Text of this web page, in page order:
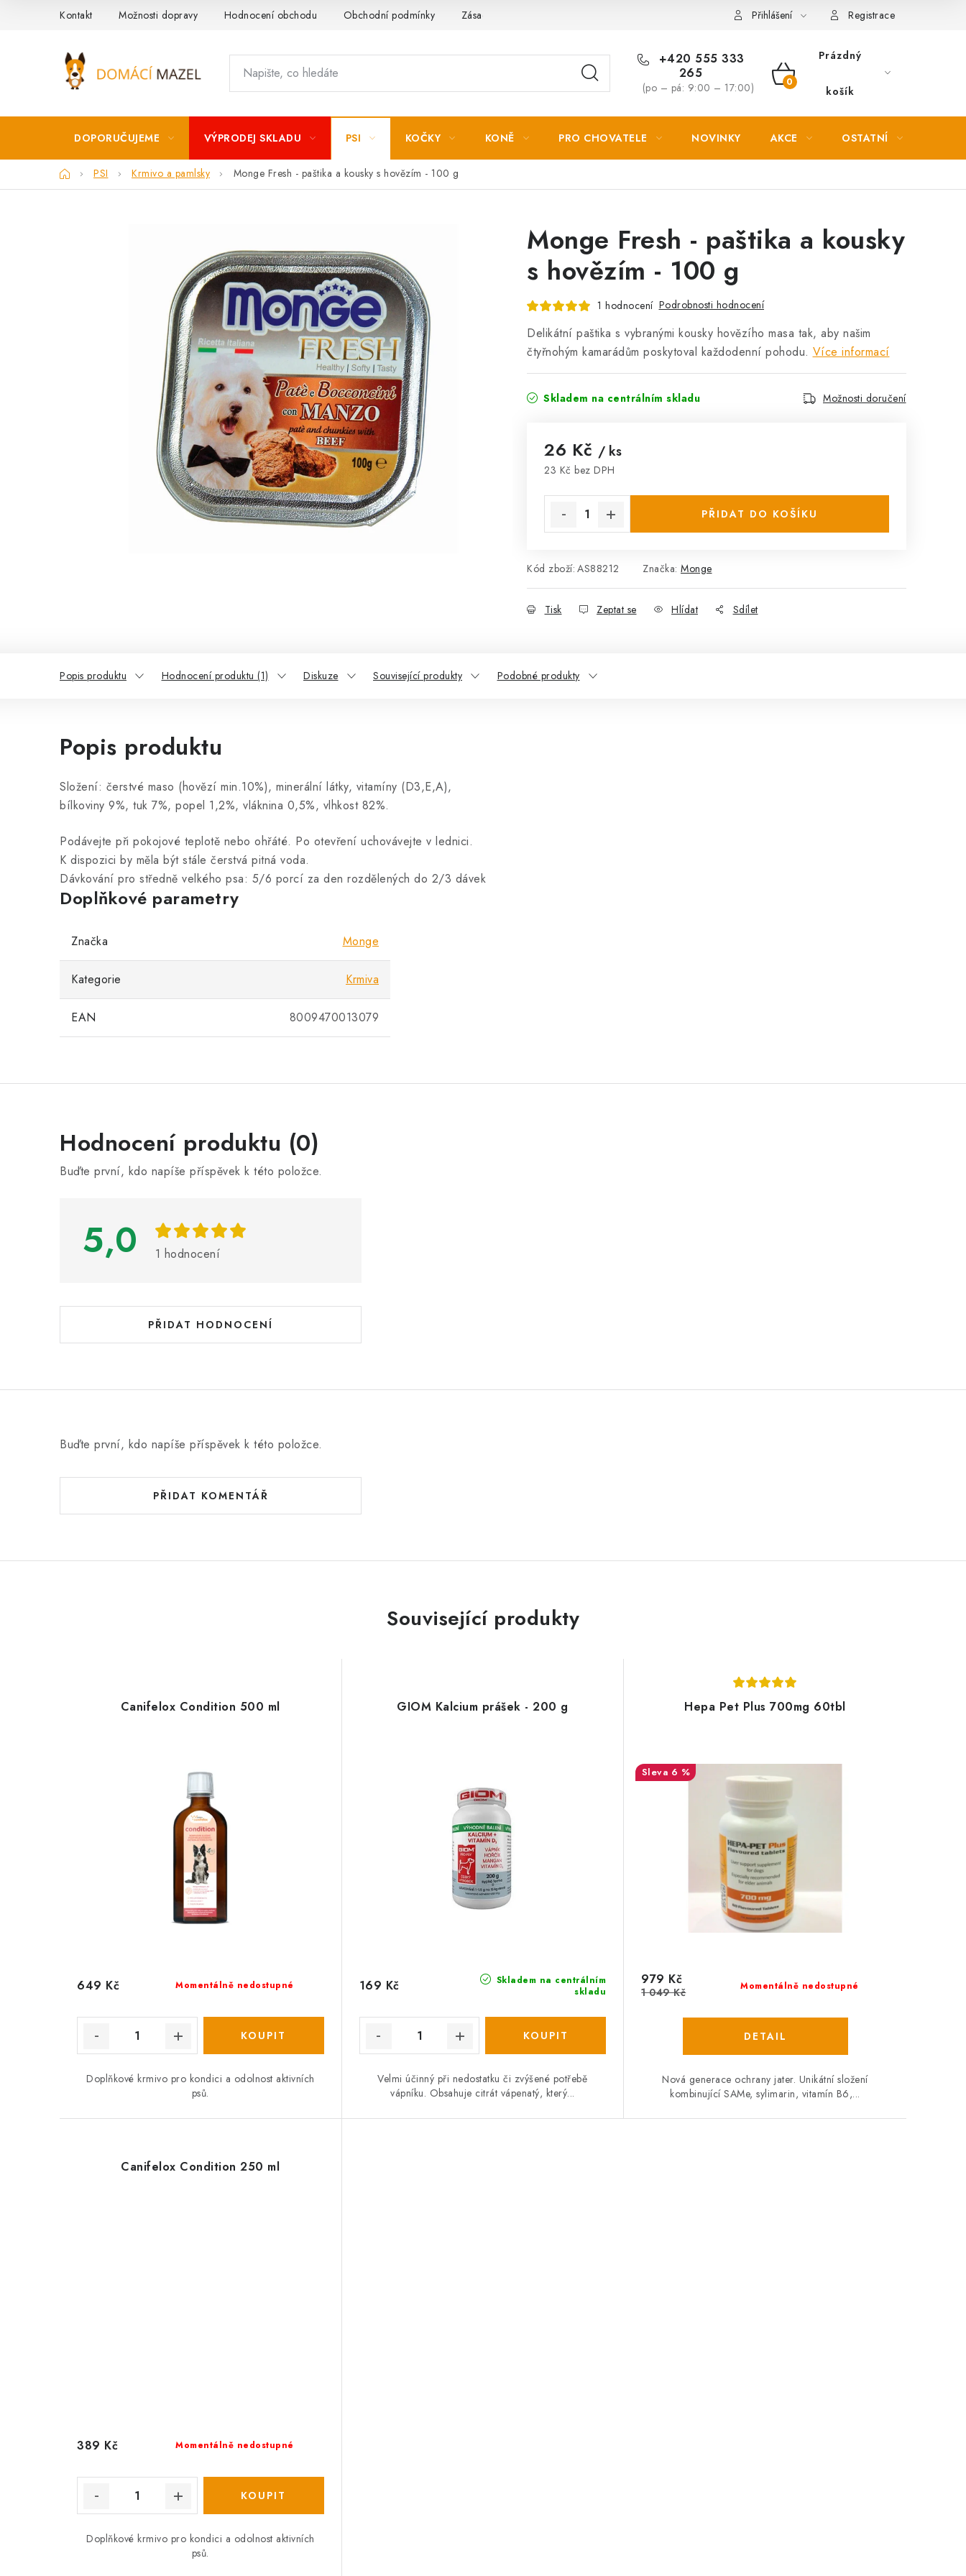
Kontakt Možnosti dopravy Hodnocení obchodu Obchodní podmínky Zásady zpracování osobních údajů Přihlášení Registrace
+420 555 333
265
(po – pá: 9:00 – 17:00)
NÁKUPNÍ
Prázdný
košík
DOPORUČUJEME VÝPRODEJ SKLADU PSI KOČKY KONĚ PRO CHOVATELE NOVINKY AKCE OSTATNÍ
DomůPSI Krmivo a pamlsky Monge Fresh - paštika a kousky s hovězím - 100 g
Monge Fresh - paštika a kousky
s hovězím - 100 g
1 hodnocení Podrobnosti hodnocení
Delikátní paštika s vybranými kousky hovězího masa tak, aby našim
čtyřnohým kamarádům poskytoval každodenní pohodu. Více informací
Skladem na centrálním skladu Možnosti doručení
26 Kč / ks
23 Kč bez DPH
PŘIDAT DO KOŠÍKU
Kód zboží: AS88212 Značka: Monge
Tisk Zeptat se Hlídat Sdílet
Popis produktu Hodnocení produktu (1) Diskuze Související produkty Podobné produkty
Popis produktu
Složení: čerstvé maso (hovězí min.10%), minerální látky, vitamíny (D3,E,A),
bílkoviny 9%, tuk 7%, popel 1,2%, vláknina 0,5%, vlhkost 82%.
Podávejte při pokojové teplotě nebo ohřáté. Po otevření uchovávejte v lednici.
K dispozici by měla být stále čerstvá pitná voda.
Dávkování pro středně velkého psa: 5/6 porcí za den rozdělených do 2/3 dávek
Doplňkové parametry
Značka Monge
Kategorie Krmiva
EAN 8009470013079
Hodnocení produktu (0)
Buďte první, kdo napíše příspěvek k této položce.
5,0 1 hodnocení
PŘIDAT HODNOCENÍ
V
ý
d
í
Buďte první, kdo napíše příspěvek k této položce.
PŘIDAT KOMENTÁŘ
Související produkty
Canifelox Condition 500 ml
Momentálně nedostupné
649 Kč
Doplňkové krmivo pro kondici a odolnost aktivních
psů.
GIOM Kalcium prášek - 200 g
Skladem na centrálním
skladu
169 Kč
Velmi účinný při nedostatku či zvýšené potřebě
vápníku. Obsahuje citrát vápenatý, který...
Hepa Pet Plus 700mg 60tbl
6 %
Momentálně nedostupné
979 Kč
1 049 Kč
Nová generace ochrany jater. Unikátní složení
kombinující SAMe, sylimarin, vitamín B6,...
Canifelox Condition 250 ml
Momentálně nedostupné
389 Kč
Doplňkové krmivo pro kondici a odolnost aktivních
psů.